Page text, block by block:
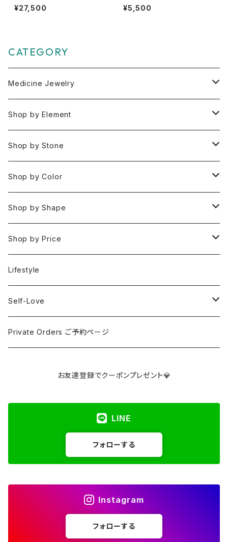
ンオパールのペンダントチャーム
【天に続く虹の橋】
¥27,500
ドライト【驚きの大変身】
¥5,500
CATEGORY
Medicine Jewelry
Pendant Charms
Bracelets
Necklaces
Rings
Earrings
Keychain Charms & Accessories
Imported Collection
Shop by Element
Space 空(気づき,余白,真実）
Water 水(癒し,潤い,鎮静)
Fire 火(情熱,勇気,希望)
Air 風(思考,表現,循環)
Eart 土(グラウンディング,安定,現実)
5 Element Set
Shop by Stone
おみくじ
アイオライト
アクアマリン
アゲート
アズライト
アパタイト
アメグリーン
Shop by Color
Clear / White
Gold
Silver
Red / Orange
Pink / Purple
Shop by Shape
Rough 原石
Tumbled タンブル
Loose ルース
Palm 握り石
Spheres スフィア
Freeforms フリーフォーム
Shop by Price
Under ¥3000
¥3001〜¥5000
¥5001〜¥10000
Lifestyle
Self-Love
SELF LOVE CARD/SEX TALK CARD
Private Orders ご予約ページ
お友達登録でクーポンプレゼント💎
LINE
フォローする
Instagram
フォローする